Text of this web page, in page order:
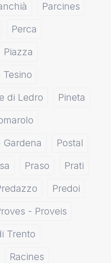
Parcines
Perca
Piazza
Tesino
di Ledro
Pineta
Gardena
Postal
Praso
Prati
Predoi
- Proveis
Trento
Racines